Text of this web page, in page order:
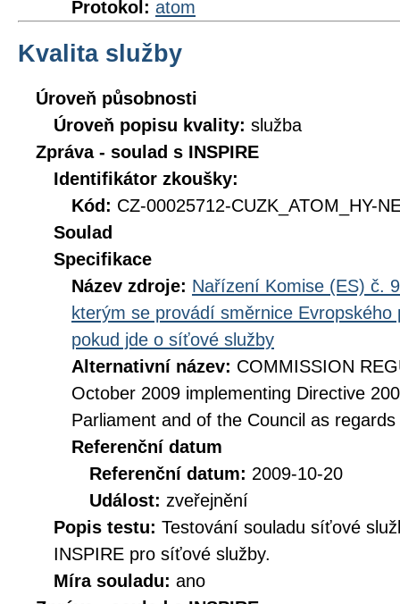
Protokol: atom
Kvalita služby
Úroveň působnosti
Úroveň popisu kvality: služba
Zpráva - soulad s INSPIRE
Identifikátor zkoušky:
Kód: CZ-00025712-CUZK_ATOM_HY-
Soulad
Specifikace
Název zdroje: Nařízení Komise (ES) č.
kterým se provádí směrnice
pokud jde o síťové služby
Alternativní název: COMMISSION
October 2009 implementing Directive
Parliament and of the Council as
Referenční datum
Referenční datum: 2009-10-20
Událost: zveřejnění
Popis testu: Testování souladu síťové
INSPIRE pro síťové služby.
Míra souladu: ano